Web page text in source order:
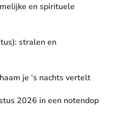
en spirituele
stralen en
je ‘s nachts vertelt
2026 in een notendop